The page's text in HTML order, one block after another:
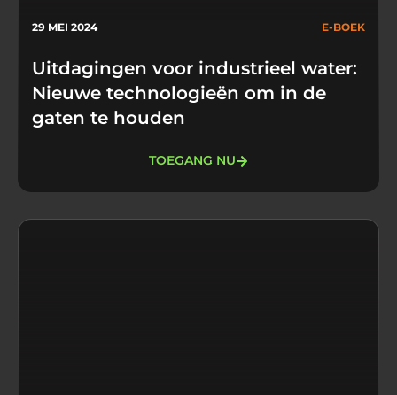
29 MEI 2024 E-BOEK
Uitdagingen voor industrieel water:
Nieuwe technologieën om in de
gaten te houden
TOEGANG NU